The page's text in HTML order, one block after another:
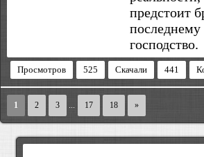
предстоит
господство.
Просмотров 525 Скачали 441
1 2 3 ... 17 18 »